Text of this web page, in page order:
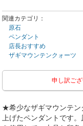
関連カテゴリ：
原石
ペンダント
店長おすすめ
ザギマウンテンクォーツ
申し訳ご
★希少なザギマウンテン
上げたペンダントです